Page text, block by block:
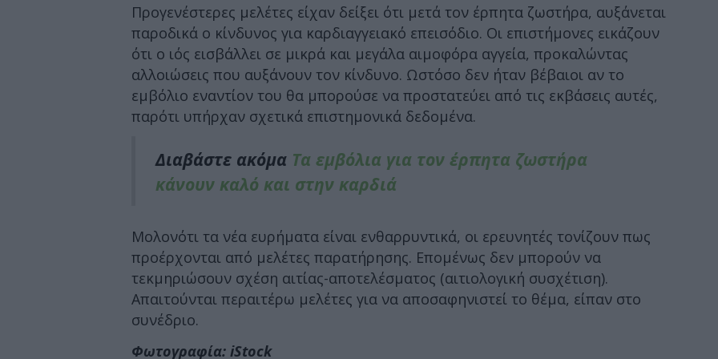
Προγενέστερες μελέτες είχαν δείξει ότι μετά τον έρπητα ζωστήρα, αυξάνεται
παροδικά ο κίνδυνος για καρδιαγγειακό επεισόδιο. Οι επιστήμονες εικάζουν
ότι ο ιός εισβάλλει σε μικρά και μεγάλα αιμοφόρα αγγεία, προκαλώντας
αλλοιώσεις που αυξάνουν τον κίνδυνο. Ωστόσο δεν ήταν βέβαιοι αν το
εμβόλιο εναντίον του θα μπορούσε να προστατεύει από τις εκβάσεις αυτές,
παρότι υπήρχαν σχετικά επιστημονικά δεδομένα.
Διαβάστε ακόμα Τα εμβόλια για τον έρπητα ζωστήρα
κάνουν καλό και στην καρδιά
Μολονότι τα νέα ευρήματα είναι ενθαρρυντικά, οι ερευνητές τονίζουν πως
προέρχονται από μελέτες παρατήρησης. Επομένως δεν μπορούν να
τεκμηριώσουν σχέση αιτίας-αποτελέσματος (αιτιολογική συσχέτιση).
Απαιτούνται περαιτέρω μελέτες για να αποσαφηνιστεί το θέμα, είπαν στο
συνέδριο.
Φωτογραφία: iStock